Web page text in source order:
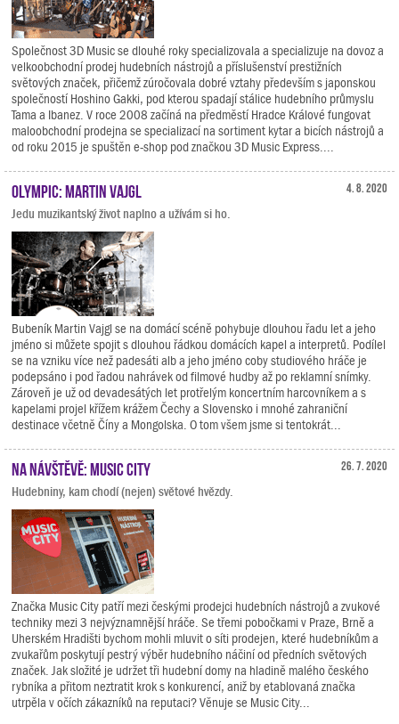
Společnost 3D Music se dlouhé roky specializovala a specializuje na dovoz a
velkoobchodní prodej hudebních nástrojů a příslušenství prestižních
světových značek, přičemž zúročovala dobré vztahy především s japonskou
společností Hoshino Gakki, pod kterou spadají stálice hudebního průmyslu
Tama a Ibanez. V roce 2008 začíná na předměstí Hradce Králové fungovat
maloobchodní prodejna se specializací na sortiment kytar a bicích nástrojů a
od roku 2015 je spuštěn e-shop pod značkou 3D Music Express....
4. 8. 2020
Olympic: Martin Vajgl
Jedu muzikantský život naplno a užívám si ho.
Bubeník Martin Vajgl se na domácí scéně pohybuje dlouhou řadu let a jeho
jméno si můžete spojit s dlouhou řádkou domácích kapel a interpretů. Podílel
se na vzniku více než padesáti alb a jeho jméno coby studiového hráče je
podepsáno i pod řadou nahrávek od filmové hudby až po reklamní snímky.
Zároveň je už od devadesátých let protřelým koncertním harcovníkem a s
kapelami projel křížem krážem Čechy a Slovensko i mnohé zahraniční
destinace včetně Číny a Mongolska. O tom všem jsme si tentokrát...
26. 7. 2020
Na návštěvě: Music City
Hudebniny, kam chodí (nejen) světové hvězdy.
Značka Music City patří mezi českými prodejci hudebních nástrojů a zvukové
techniky mezi 3 nejvýznamnější hráče. Se třemi pobočkami v Praze, Brně a
Uherském Hradišti bychom mohli mluvit o síti prodejen, které hudebníkům a
zvukařům poskytují pestrý výběr hudebního náčiní od předních světových
značek. Jak složité je udržet tři hudební domy na hladině malého českého
rybníka a přitom neztratit krok s konkurencí, aniž by etablovaná značka
utrpěla v očích zákazníků na reputaci? Věnuje se Music City...